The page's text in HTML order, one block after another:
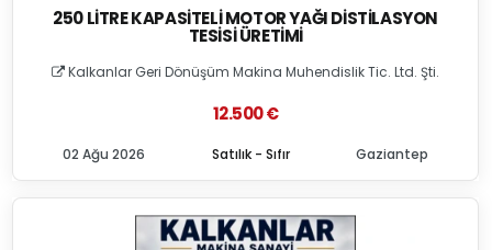
250 LITRE KAPASITELI MOTOR YAĞI DISTILASYON
TESISI ÜRETIMI
Kalkanlar Geri Dönüşüm Makina Muhendislik Tic. Ltd. Şti.
12.500 €
Satılık - Sıfır
02 Ağu 2026 Gaziantep